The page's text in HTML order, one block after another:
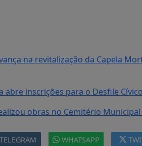
na revitalização da Capela
abre inscrições para o Desfile
obras no Cemitério
WHATSAPP
TELEGRAM